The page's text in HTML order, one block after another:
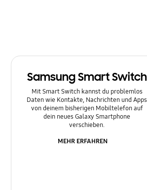
Sperre
Ton
Samsung Smart Switch
Mit Smart Switch kannst du problemlos
Daten wie Kontakte, Nachrichten und Apps
von deinem bisherigen Mobiltelefon auf
dein neues Galaxy Smartphone
verschieben.
MEHR ERFAHREN